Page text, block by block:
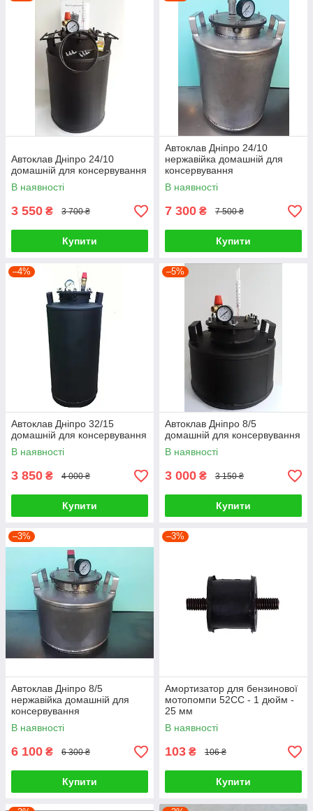
Автоклав Дніпро 24/10
домашній для консервування
В наявності
3 550 ₴ 3 700 ₴
Купити
Автоклав Дніпро 24/10
нержавійка домашній для
консервування
В наявності
7 300 ₴ 7 500 ₴
Купити
–4%
Автоклав Дніпро 32/15
домашній для консервування
В наявності
3 850 ₴ 4 000 ₴
Купити
–5%
Автоклав Дніпро 8/5
домашній для консервування
В наявності
3 000 ₴ 3 150 ₴
Купити
–3%
Автоклав Дніпро 8/5
нержавійка домашній для
консервування
В наявності
6 100 ₴ 6 300 ₴
Купити
–3%
Амортизатор для бензинової
мотопомпи 52СС - 1 дюйм -
25 мм
В наявності
103 ₴ 106 ₴
Купити